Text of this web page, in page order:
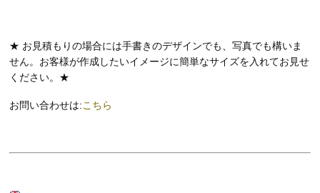
★ お見積もりの場合には手書きのデザインでも、写真でも構いま
せん。お客様が作成したいイメージに簡単なサイズを入れてお見せ
ください。★
お問い合わせは:こちら